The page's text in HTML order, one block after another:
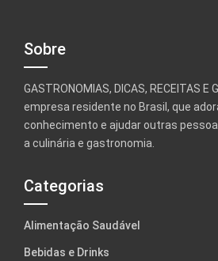
Sobre
GASTRONOMIAS, DICAS, RECEITAS E
empresa residente no Brasil, que
conhecimento e ajudar outras
a culinária e gastronomia.
Categorias
Alimentação Saudável
Bebidas e Drinks